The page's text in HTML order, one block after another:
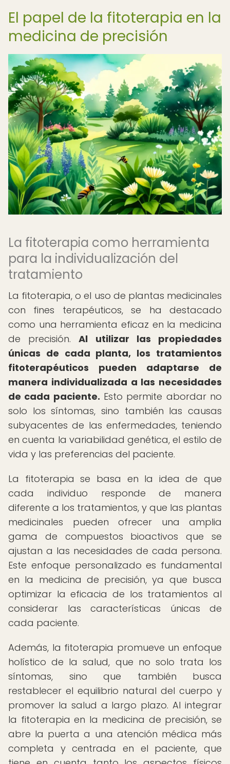
El papel de la fitoterapia en la
medicina de precisión
La fitoterapia como herramienta
para la individualización del
tratamiento
La fitoterapia, o el uso de plantas medicinales
con fines terapéuticos, se ha destacado
como una herramienta eficaz en la medicina
de precisión.Al utilizar las propiedades
únicas de cada planta, los tratamientos
fitoterapéuticos pueden adaptarse de
manera individualizada a las necesidades
de cada paciente. Esto permite abordar no
solo los síntomas, sino también las causas
subyacentes de las enfermedades, teniendo
en cuenta la variabilidad genética, el estilo de
vida y las preferencias del paciente.
La fitoterapia se basa en la idea de que
cada individuo responde de manera
diferente a los tratamientos, y que las plantas
medicinales pueden ofrecer una amplia
gama de compuestos bioactivos que se
ajustan a las necesidades de cada persona.
Este enfoque personalizado es fundamental
en la medicina de precisión, ya que busca
optimizar la eficacia de los tratamientos al
considerar las características únicas de
cada paciente.
Además, la fitoterapia promueve un enfoque
holístico de la salud, que no solo trata los
síntomas, sino que también busca
restablecer el equilibrio natural del cuerpo y
promover la salud a largo plazo. Al integrar
la fitoterapia en la medicina de precisión, se
abre la puerta a una atención médica más
completa y centrada en el paciente, que